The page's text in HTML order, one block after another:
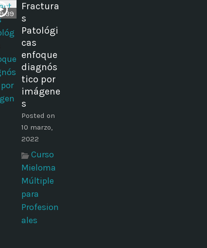
Fractura
s
Patológi
cas
enfoque
diagnós
tico por
imágene
s
Posted on
10 marzo,
2022
Curso
Mieloma
Múltiple
para
Profesion
ales